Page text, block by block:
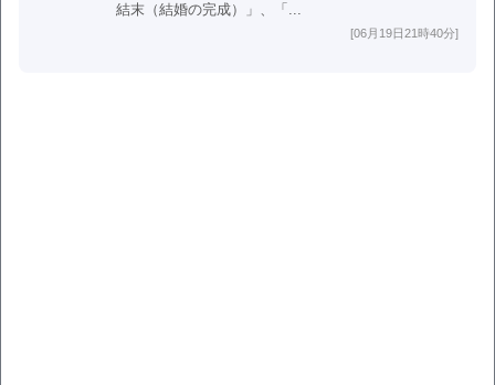
結末（結婚の完成）」、「...
[06月19日21時40分]